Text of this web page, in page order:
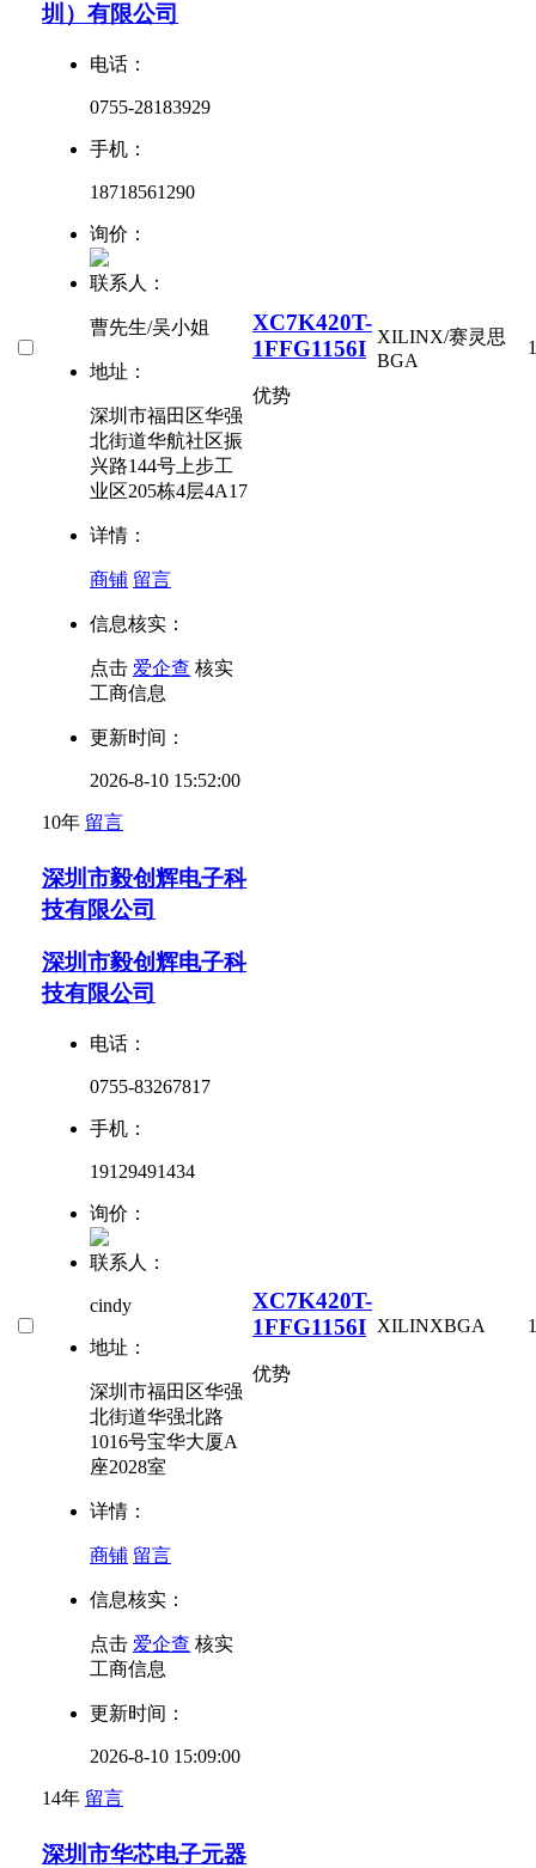
圳）有限公司
电话：
0755-28183929
手机：
18718561290
询价：
联系人：
曹先生/吴小姐
地址：
深圳市福田区华强
北街道华航社区振
兴路144号上步工
业区205栋4层4A17
详情：
商铺 留言
信息核实：
点击 爱企查 核实
工商信息
更新时间：
2026-8-10 15:52:00
10年 留言
XC7K420T-
1FFG1156I
优势
XILINX/赛灵思
BGA
深圳市毅创辉电子科
技有限公司
深圳市毅创辉电子科
技有限公司
电话：
0755-83267817
手机：
19129491434
询价：
联系人：
cindy
地址：
深圳市福田区华强
北街道华强北路
1016号宝华大厦A
座2028室
详情：
商铺 留言
信息核实：
点击 爱企查 核实
工商信息
更新时间：
2026-8-10 15:09:00
14年 留言
XC7K420T-
1FFG1156I
优势
XILINXBGA
深圳市华芯电子元器